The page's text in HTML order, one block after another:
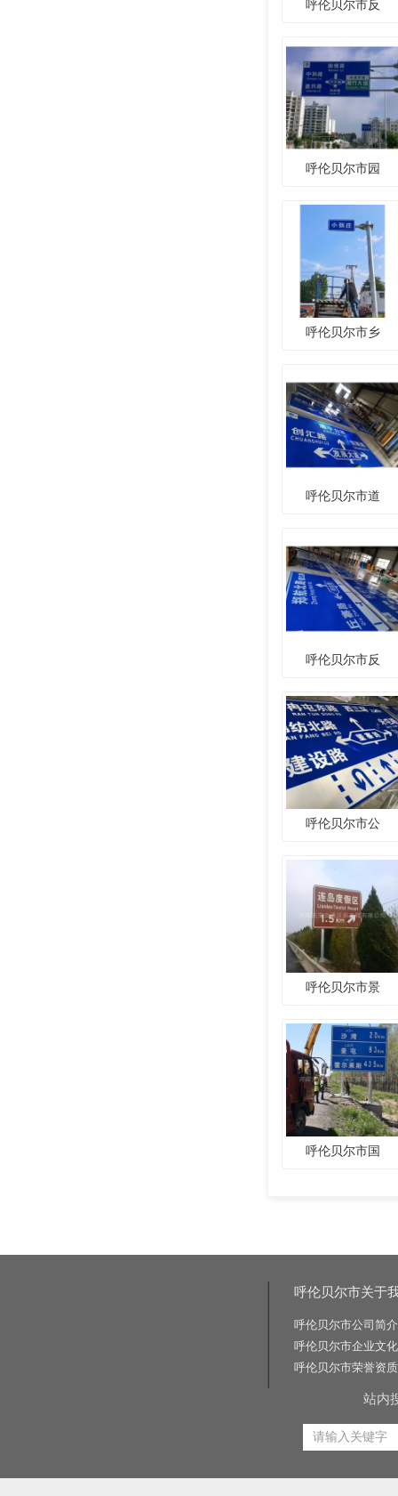
呼伦贝尔市反
呼伦贝尔市园
呼伦贝尔市乡
呼伦贝尔市道
呼伦贝尔市反
呼伦贝尔市公
呼伦贝尔市景
呼伦贝尔市国
呼伦贝尔市关于
呼伦贝尔市公司简介
呼伦贝尔市企业文化
呼伦贝尔市荣誉资质
站内